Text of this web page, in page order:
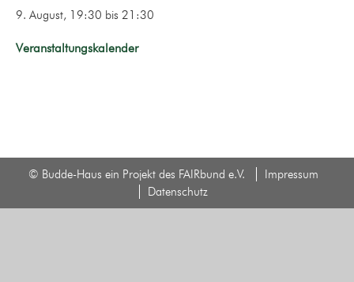
9. August, 19:30 bis 21:30
Veranstaltungskalender
© Budde-Haus ein Projekt des FAIRbund e.V.
Impressum
Datenschutz